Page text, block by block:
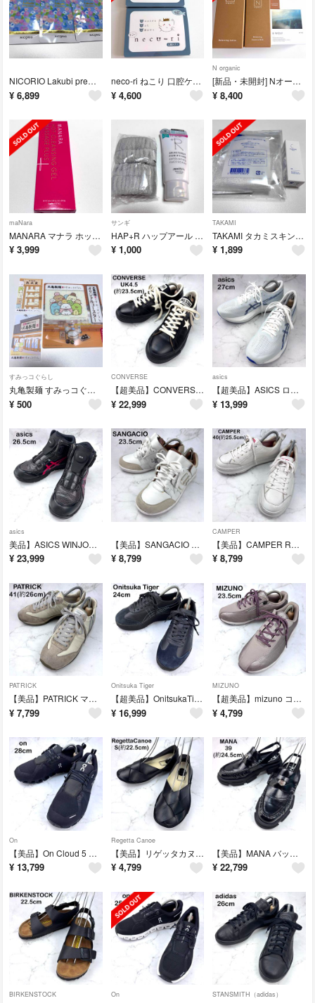
NICORIO Lakubi premium ラクビプレミアム 3袋 機能性表示
¥ 6,899
neco-ri ねこり 口腔ケア＋ 猫用栄養補助食品 2箱セット
¥ 4,600
N organic
[新品・未開封] Nオーガニック N organic Basic 4点セット
¥ 8,400
maNara
MANARA マナラ ホットクレンジングゲルマッサージプラス200g
¥ 3,999
サンギ
HAP+R ハップアール フェイススクラブ 100g ＋ 洗顔用リストバンド
¥ 1,000
TAKAMI
TAKAMI タカミスキンピール 10ml 角質美容液 泡立てネット セット
¥ 1,899
すみっコぐらし
丸亀製麺 すみっコぐらし オリジナルコースター 3枚セット ノベルティ
¥ 500
CONVERSE
【超美品】CONVERSE ONE STAR J ブラック レザー 23.5
¥ 22,999
asics
【超美品】ASICS ローカットスニーカー 27 水色 ソニックブラスト
¥ 13,999
asics
美品】ASICS WINJOB CP304 BOA ハイカット 安全靴 26.5
¥ 23,999
【美品】SANGACIO バンクシー スニーカー 23.5 ホワイト レザー
¥ 8,799
CAMPER
【美品】CAMPER RUNNER スニーカー 白 40 25.5 シボ加工
¥ 8,799
PATRICK
【美品】PATRICK マラソン スニーカー 41 26マッシュルーム
¥ 7,799
Onitsuka Tiger
【超美品】OnitsukaTiger MEXICO66 CHUNK厚底 24 黒
¥ 16,999
MIZUNO
【超美品】mizuno コンフォート スニーカー ピンク 23 サイドジップ
¥ 4,799
On
【美品】On Cloud 5 Waterproof スニーカー 黒 28 防水
¥ 13,799
Regetta Canoe
【美品】リゲッタカヌー 黒 バブーシュ フラットシューズ S 22.5 レザー
¥ 4,799
【美品】MANA バックベルトローファー 39 黒 24.5 コインローファー
¥ 22,799
BIRKENSTOCK On STANSMITH（adidas）